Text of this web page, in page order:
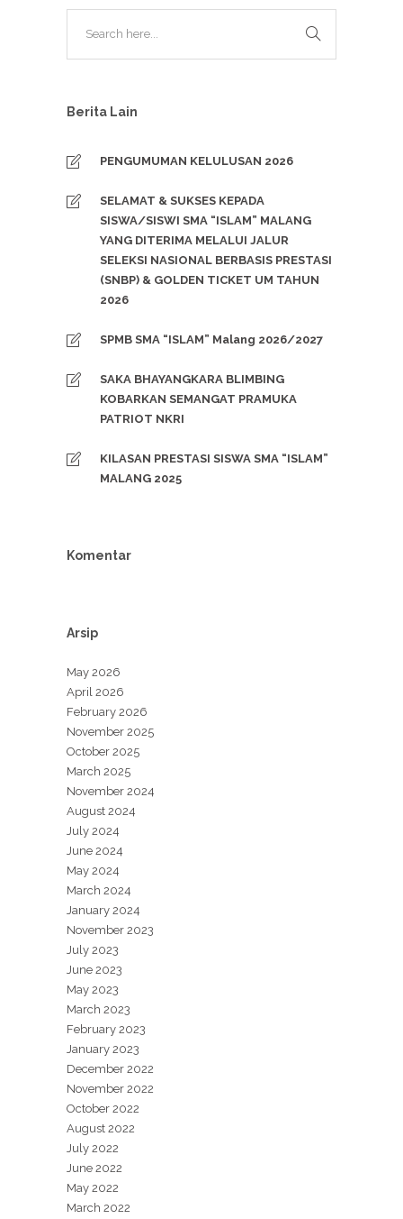
Berita Lain
PENGUMUMAN KELULUSAN 2026
SELAMAT & SUKSES KEPADA
SISWA/SISWI SMA “ISLAM” MALANG
YANG DITERIMA MELALUI JALUR
SELEKSI NASIONAL BERBASIS PRESTASI
(SNBP) & GOLDEN TICKET UM TAHUN
2026
SPMB SMA “ISLAM” Malang 2026/2027
SAKA BHAYANGKARA BLIMBING
KOBARKAN SEMANGAT PRAMUKA
PATRIOT NKRI
KILASAN PRESTASI SISWA SMA “ISLAM”
MALANG 2025
Komentar
Arsip
May 2026
April 2026
February 2026
November 2025
October 2025
March 2025
November 2024
August 2024
July 2024
June 2024
May 2024
March 2024
January 2024
November 2023
July 2023
June 2023
May 2023
March 2023
February 2023
January 2023
December 2022
November 2022
October 2022
August 2022
July 2022
June 2022
May 2022
March 2022